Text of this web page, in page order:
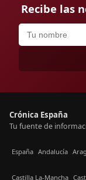
Recibe las
Crónica España
Tu fuente de
España Andalucía
Castilla La-Mancha